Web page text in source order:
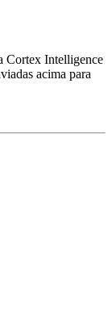
Cortex Intelligence
acima para